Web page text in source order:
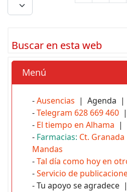
Buscar en esta web
Menú
-Ausencias | Agenda |
-Telegram 628 669 460
- El tiempo en Alhama |
- Farmacias: Ct. Granada
Mandas
-Tal día como hoy en
-Servicio de
- Tu apoyo se agradece |